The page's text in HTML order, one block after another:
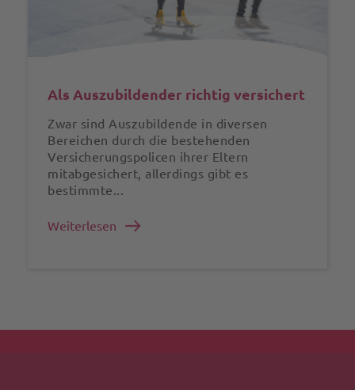
Als Auszubildender richtig versichert
Zwar sind Auszubildende in diversen
Bereichen durch die bestehenden
Versicherungspolicen ihrer Eltern
mitabgesichert, allerdings gibt es
bestimmte...
Weiterlesen